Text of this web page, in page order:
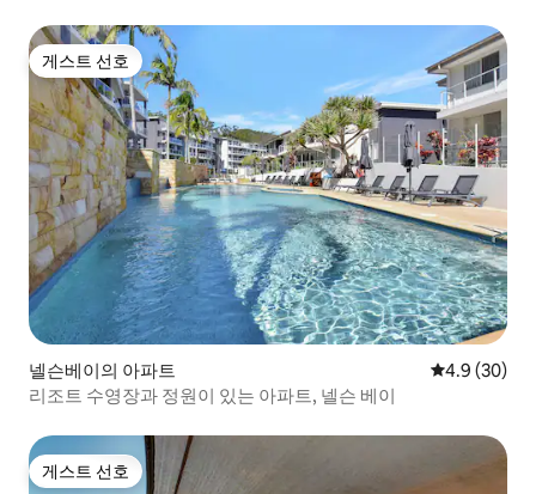
게스트 선호
게스트 선호
넬슨베이의 아파트 평점 4.9점(5
4.9 (30)
리조트 수영장과 정원이 있는 아파트, 넬슨 베이
게스트 선호
게스트 선호